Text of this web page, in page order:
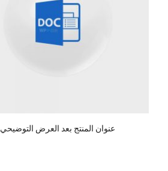
عنوان المنتج بعد العرض التوضيحي